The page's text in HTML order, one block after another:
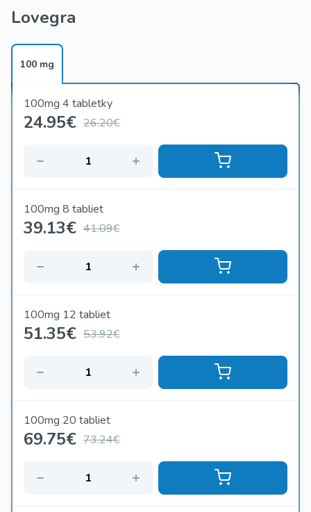
Lovegra
100 mg
100mg 4 tabletky
24.95€ 26.20€
100mg 8 tabliet
39.13€ 41.09€
100mg 12 tabliet
51.35€ 53.92€
100mg 20 tabliet
69.75€ 73.24€